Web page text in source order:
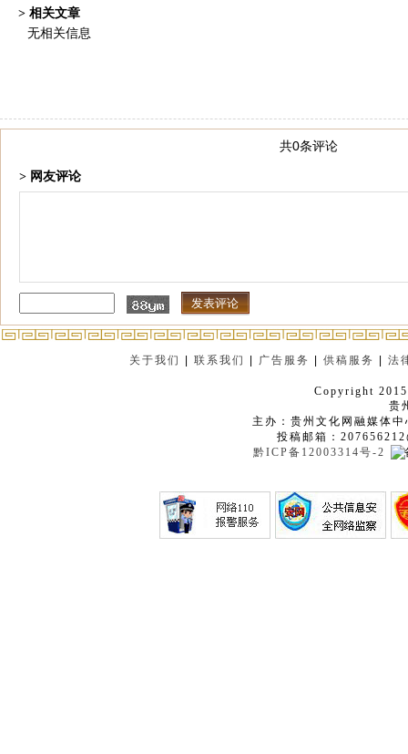
> 相关文章
无相关信息
共0条评论
> 网友评论
关于我们 |联系我们 广告服务 |供稿服务 |法
Copyright
贵
主办：贵州文化网融媒体
投稿邮箱：
黔ICP备12003314号-2